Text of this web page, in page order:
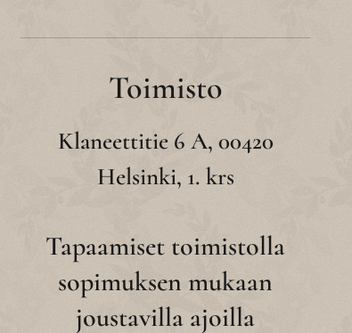
Toimisto
Klaneettitie 6 A, 00420
Helsinki, 1. krs
Tapaamiset toimistolla
sopimuksen mukaan
joustavilla ajoilla